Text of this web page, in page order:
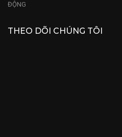
ĐỘNG
THEO DÕI CHÚNG TÔI